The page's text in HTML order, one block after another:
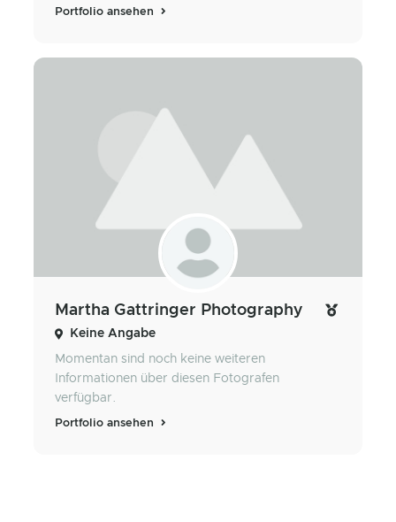
Portfolio ansehen
Martha Gattringer Photography
Keine Angabe
Momentan sind noch keine weiteren
Informationen über diesen Fotografen
verfügbar.
Portfolio ansehen